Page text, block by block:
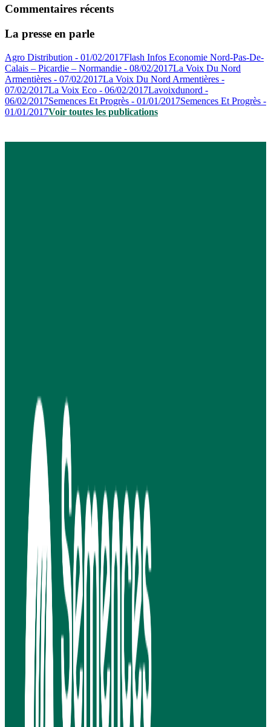
Commentaires récents
La presse en parle
Agro Distribution - 01/02/2017Flash Infos Economie Nord-Pas-De-
Calais – Picardie – Normandie - 08/02/2017La Voix Du Nord
Armentières - 07/02/2017La Voix Du Nord Armentières -
07/02/2017La Voix Eco - 06/02/2017Lavoixdunord -
06/02/2017Semences Et Progrès - 01/01/2017Semences Et Progrès -
01/01/2017Voir toutes les publications